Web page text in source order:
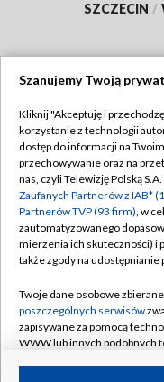
SZCZECIN /
Abonament TVP
Emisja w TVP
Centrum informacji
Naziemna Telewizja
Rada Programowa
System NOS
Informacje o nadawcy
Szanujemy Twoją
Kliknij "Akceptuję i
korzystanie z technologii
dostęp do informacji na
przechowywanie oraz na
nas, czyli Telewizję Polską
Zaufanych Partnerów z IAB*
Partnerów TVP (93 firm), w
zautomatyzowanego
mierzenia ich skuteczności) i
także zgody na udostępnianie
Twoje dane osobowe
poszczególnych serwisów
zapisywane za pomocą
WWW lub innych podobnych